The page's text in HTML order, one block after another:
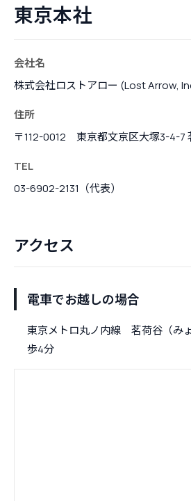
東京本社
会社名
株式会社ロストアロー (Lost Arrow,
住所
〒112-0012 東京都文京区大塚3-4-7
TEL
03-6902-2131（代表）
アクセス
電車でお越しの場合
東京メトロ丸ノ内線 茗荷谷（み
歩4分